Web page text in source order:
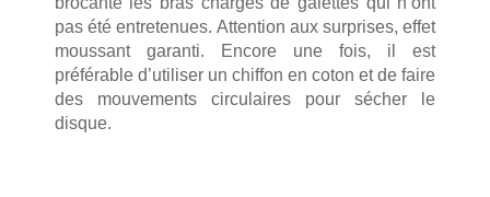
pas été entretenues. Attention aux surprises, effet
moussant garanti. Encore une fois, il est
préférable d’utiliser un chiffon en coton et de faire
des mouvements circulaires pour sécher le
disque.